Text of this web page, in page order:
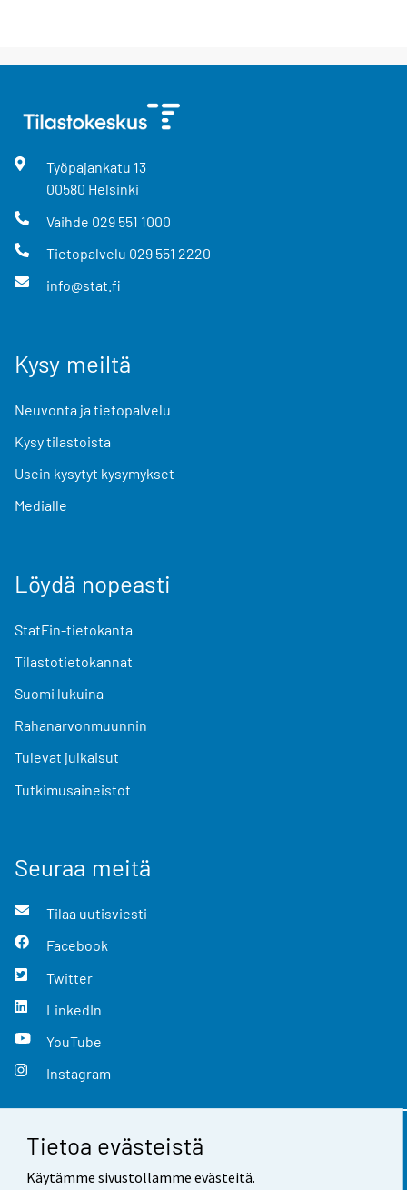
Tietoa evästeistä
Käytämme sivustollamme evästeitä.
Työpajankatu 13
00580 Helsinki
Vaihde 029 551 1000
Tietopalvelu 029 551 2220
info@stat.fi
Kysy meiltä
Neuvonta ja tietopalvelu
Kysy tilastoista
Usein kysytyt kysymykset
Medialle
Löydä nopeasti
StatFin-tietokanta
Tilastotietokannat
Suomi lukuina
Rahanarvonmuunnin
Tulevat julkaisut
Tutkimusaineistot
Seuraa meitä
Tilaa uutisviesti
Facebook
Twitter
LinkedIn
YouTube
Instagram
Yhteystiedot